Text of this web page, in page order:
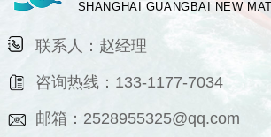
SHANGHAI GUANGBAI NEW
联系人：赵经理
咨询热线：133-1177-7034
邮箱：2528955325@qq.com